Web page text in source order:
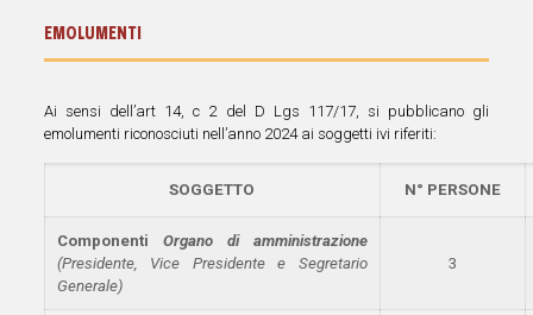
EMOLUMENTI
Ai sensi dell’art 14, c 2 del D Lgs 117/17, si pubblicano gli
emolumenti riconosciuti nell’anno 2024 ai soggetti ivi riferiti:
SOGGETTO N° PERSONE
Componenti Organo di amministrazione
(Presidente, Vice Presidente e Segretario
Generale)
3